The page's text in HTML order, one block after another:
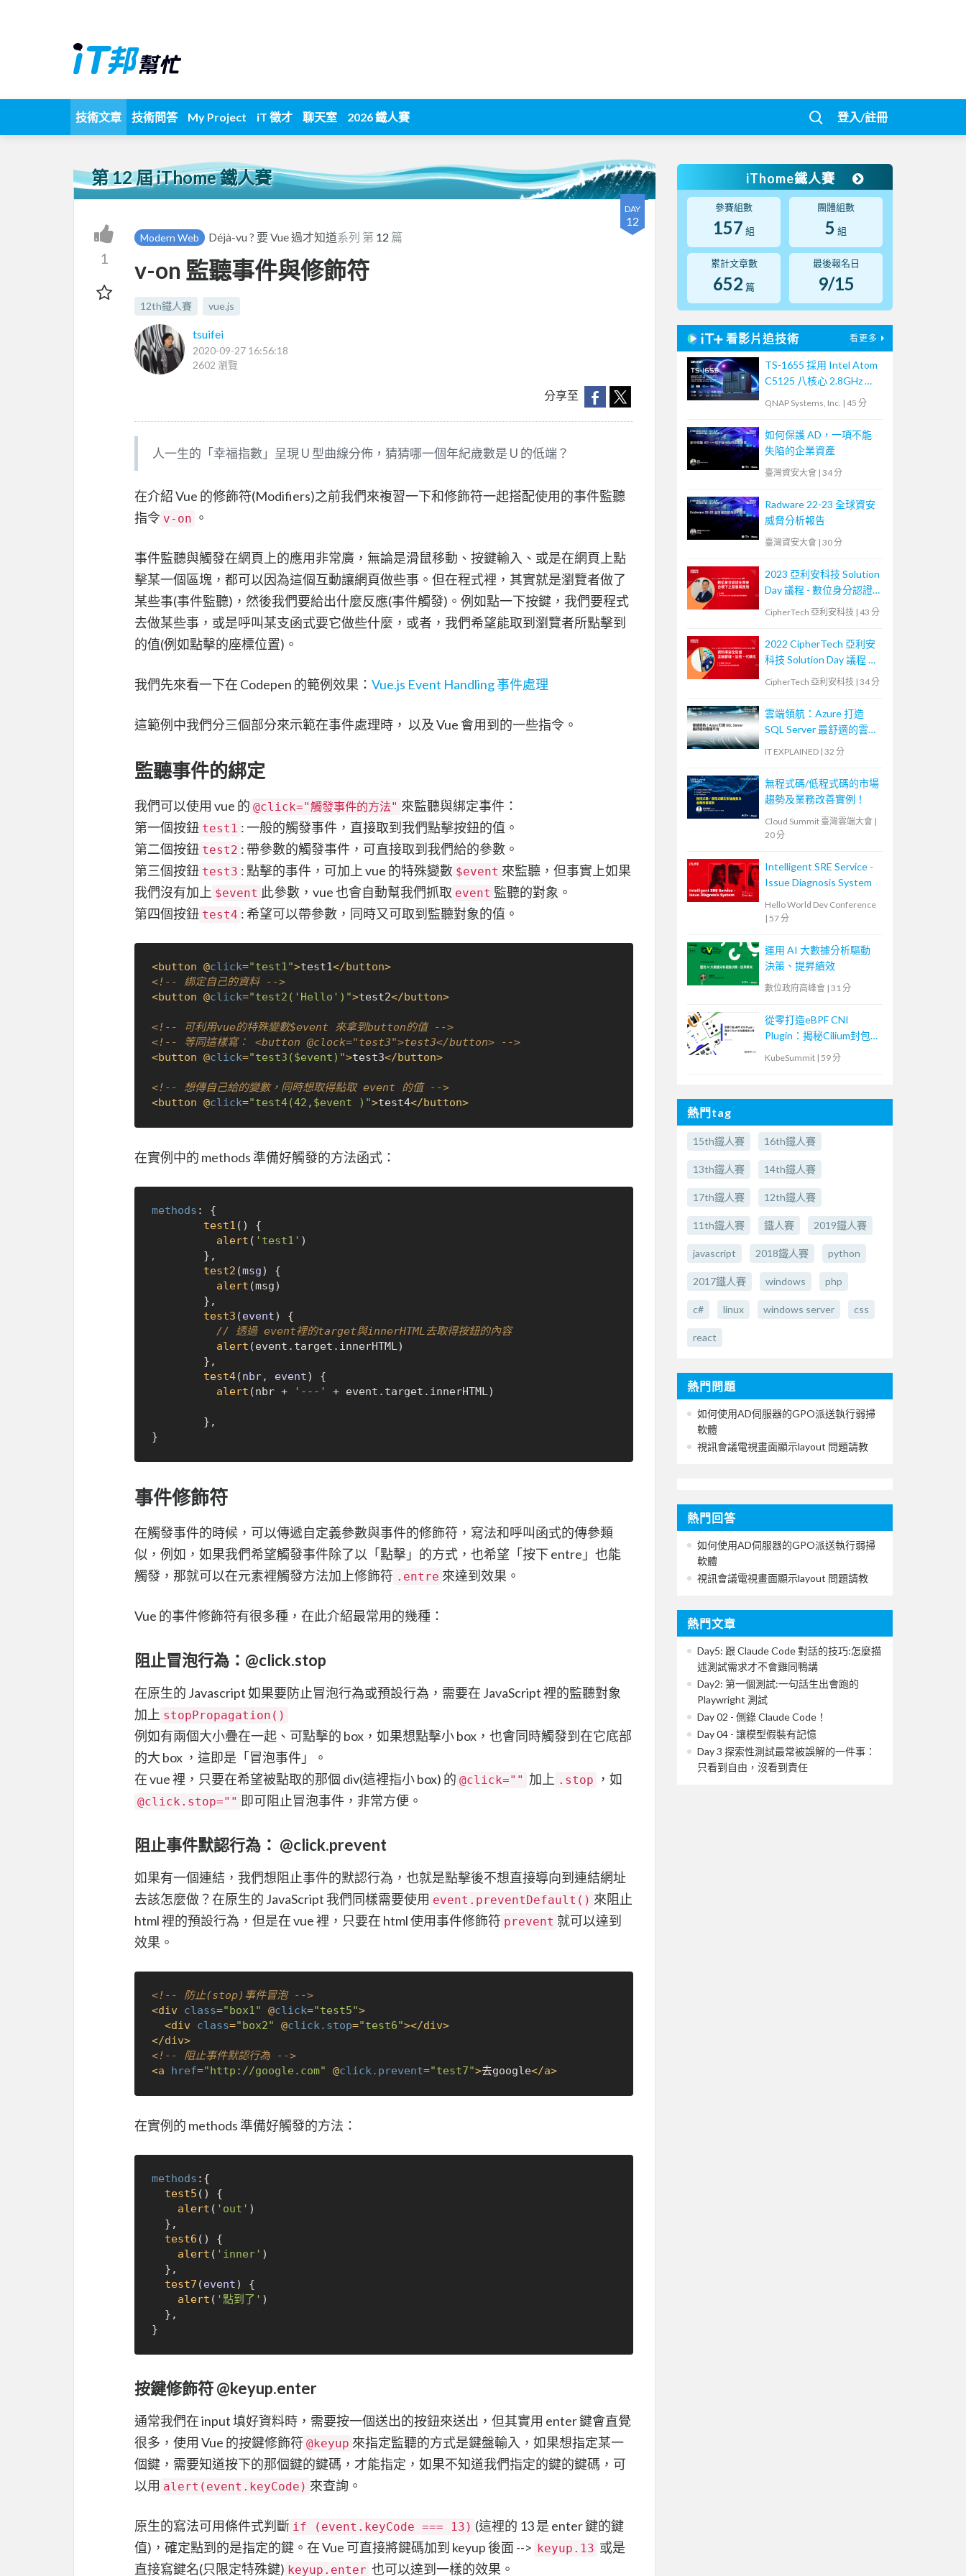
技術文章 技術問答 My Project iT 徵才 聊天室 2026 鐵人賽 登入/註冊
第 12 屆 iThome 鐵人賽
DAY
12
1
Modern Web Déjà-vu ? 要 Vue 過才知道系列 第 12 篇
v-on 監聽事件與修飾符
12th鐵人賽 vue.js
tsuifei
2020-09-27 16:56:18
2602 瀏覽
分享至
人一生的「幸福指數」呈現 U 型曲線分佈，猜猜哪一個年紀歲數是 U 的低端？
在介紹 Vue 的修飾符(Modifiers)之前我們來複習一下和修飾符一起搭配使用的事件監聽
指令 v-on 。
事件監聽與觸發在網頁上的應用非常廣，無論是滑鼠移動、按鍵輸入、或是在網頁上點
擊某一個區塊，都可以因為這個互動讓網頁做些事。但在程式裡，其實就是瀏覽者做了
某些事(事件監聽)，然後我們要給出什麼反應(事件觸發)。例如點一下按鍵，我們要程式
去做某些事，或是呼叫某支函式要它做些什麼，或者，我們希望能取到瀏覽者所點擊到
的值(例如點擊的座標位置)。
我們先來看一下在 Codepen 的範例效果： Vue.js Event Handling 事件處理
這範例中我們分三個部分來示範在事件處理時， 以及 Vue 會用到的一些指令。
監聽事件的綁定
我們可以使用 vue 的 @click="觸發事件的方法" 來監聽與綁定事件：
第一個按鈕 test1 : 一般的觸發事件，直接取到我們點擊按鈕的值。
第二個按鈕 test2 : 帶參數的觸發事件，可直接取到我們給的參數。
第三個按鈕 test3 : 點擊的事件，可加上 vue 的特殊變數 $event 來監聽，但事實上如果
我們沒有加上 $event 此參數，vue 也會自動幫我們抓取 event 監聽的對象。
第四個按鈕 test4 : 希望可以帶參數，同時又可取到監聽對象的值。
<button @click="test1">test1</button>
<!-- 綁定自己的資料 -->
<button @click="test2('Hello')">test2</button>
<!-- 可利用vue的特殊變數$event 來拿到button的值 -->
<!-- 等同這樣寫： <button @clock="test3">test3</button> -->
<button @click="test3($event)">test3</button>
<!-- 想傳自己給的變數，同時想取得點取 event 的值 -->
<button @click="test4(42,$event )">test4</button>
在實例中的 methods 準備好觸發的方法函式：
methods : {
test1 ( ) {
alert ( 'test1' )
test2 (msg) {
alert (msg)
test3 (event) {
// 透過 event裡的target與innerHTML去取得按鈕的內容
alert (event. target . innerHTML)
test4(nbr, event) {
alert (nbr + '---' + event. target . innerHTML)
事件修飾符
在觸發事件的時候，可以傳遞自定義參數與事件的修飾符，寫法和呼叫函式的傳參類
似，例如，如果我們希望觸發事件除了以「點擊」的方式，也希望「按下 entre」也能
觸發，那就可以在元素裡觸發方法加上修飾符 .entre 來達到效果。
Vue 的事件修飾符有很多種，在此介紹最常用的幾種：
阻止冒泡行為：@click.stop
在原生的 Javascript 如果要防止冒泡行為或預設行為，需要在 JavaScript 裡的監聽對象
加上 stopPropagation()
例如有兩個大小疊在一起、可點擊的 box，如果想點擊小 box，也會同時觸發到在它底部
的大 box ，這即是「冒泡事件」。
在 vue 裡，只要在希望被點取的那個 div(這裡指小 box) 的 @click="" 加上 .stop ，如
@click.stop="" 即可阻止冒泡事件，非常方便。
阻止事件默認行為： @click.prevent
如果有一個連結，我們想阻止事件的默認行為，也就是點擊後不想直接導向到連結網址
去該怎麼做？在原生的 JavaScript 我們同樣需要使用 event.preventDefault() 來阻止
html 裡的預設行為，但是在 vue 裡，只要在 html 使用事件修飾符 prevent 就可以達到
效果。
<!-- 防止(stop)事件冒泡 -->
<div class="box1" @click="test5">
<div class="box2" @click.stop="test6"></div>
</div>
<!-- 阻止事件默認行為 -->
<a href="http://google.com" @click.prevent="test7">去google</a>
在實例的 methods 準備好觸發的方法：
methods :{
test5 ( ) {
alert ( 'out' )
test6 ( ) {
alert ( 'inner' )
test7 (event) {
alert ( '點到了' )
按鍵修飾符 @keyup.enter
通常我們在 input 填好資料時，需要按一個送出的按鈕來送出，但其實用 enter 鍵會直覺
很多，使用 Vue 的按鍵修飾符 @keyup 來指定監聽的方式是鍵盤輸入，如果想指定某一
個鍵，需要知道按下的那個鍵的鍵碼，才能指定，如果不知道我們指定的鍵的鍵碼，可
以用 alert(event.keyCode) 來查詢。
原生的寫法可用條件式判斷 if (event.keyCode === 13) (這裡的 13 是 enter 鍵的鍵
值)，確定點到的是指定的鍵。在 Vue 可直接將鍵碼加到 keyup 後面 --> keyup.13 或是
直接寫鍵名(只限定特殊鍵) keyup.enter 也可以達到一樣的效果。
iThome鐵人賽
參賽組數
157 組
團體組數
5 組
累計文章數
652 篇
最後報名日
9/15
看影片追技術 看更多
TS-1655 採用 Intel Atom
C5125 八核心 2.8GHz 處
理器，最高支援 256GB
存架構適合中小企業備份
及監控應用，支援 QTS /
QuTS hero
QNAP Systems, Inc. | 45 分
如何保護 AD，一項不能
失陷的企業資產
臺灣資安大會 | 34 分
Radware 22-23 全球資安
威脅分析報告
臺灣資安大會 | 30 分
2023 亞利安科技 Solution
Day 議程 - 數位身分認證
在資安合規下之發展與應
CipherTech 亞利安科技 | 43 分
2022 CipherTech 亞利安
科技 Solution Day 議程 —
資料庫安全防護，金鑰管
CipherTech 亞利安科技 | 34 分
雲端領航：Azure 打造
SQL Server 最舒適的雲端
IT EXPLAINED | 32 分
無程式碼/低程式碼的市場
趨勢及業務改善實例！
Cloud Summit 臺灣雲端大會 |
20 分
Intelligent SRE Service -
Issue Diagnosis System
Hello World Dev Conference
| 57 分
運用 AI 大數據分析驅動
決策、提昇績效
數位政府高峰會 | 31 分
從零打造eBPF CNI
Plugin：揭秘Cilium封包
KubeSummit | 59 分
熱門tag
15th鐵人賽 16th鐵人賽
13th鐵人賽 14th鐵人賽
17th鐵人賽 12th鐵人賽
11th鐵人賽 鐵人賽 2019鐵人賽
javascript 2018鐵人賽 python
2017鐵人賽 windows php
c# linux windows server css
react
熱門問題
如何使用AD伺服器的GPO派送執行弱掃
軟體
視訊會議電視畫面顯示layout 問題請教
熱門回答
如何使用AD伺服器的GPO派送執行弱掃
軟體
視訊會議電視畫面顯示layout 問題請教
熱門文章
Day5: 跟 Claude Code 對話的技巧:怎麼描
述測試需求才不會雞同鴨講
Day2: 第一個測試:一句話生出會跑的
Playwright 測試
Day 02 - 側錄 Claude Code！
Day 04 - 讓模型假裝有記憶
Day 3 探索性測試最常被誤解的一件事：
只看到自由，沒看到責任